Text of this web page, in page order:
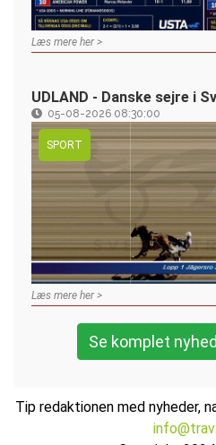
Læs mere her >
UDLAND - Danske sejre i
05-08-2026 08:30:00
SPORT
Læs mere her >
Se komplet
Tip redaktionen med nyheder,